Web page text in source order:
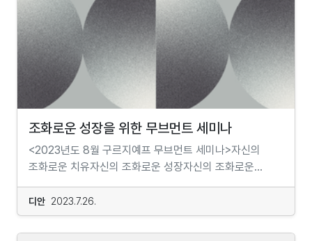
『반시대적 객체 : 객체지향 철학과 고고학』(Objects
Untimely : Object-Oriented Philosophy and
Archaeology, 크리스 위트모어와 공저, 2023 ; 갈무리,
근간)옮긴이김효진 Kim Hyojin, 1962~서울대학교에서
물리학을 공부하였으며 인류세 기후변화와 세계관의
변천사에 관심이 많다. 옮긴 책으로 『네트워크의 군주』,
『생명의 그물 속 자본주의』, 『객체들의 민주주의』, 『예술과
객체』, 『질 들뢰즈의 사변적 실재론』, 『에일리언 현상학』
등이 있다. 구입처온라인서점 / 전국대형서점알라딘
교보문고 YES24 인터파크 영풍문고 북스리브로
더북소사이어티 산책자[광주] 책과생활[부산]
부산도서 영광도서[부천] 경인문고[제주]
제주풀무질 메일링 신청하기
있습니다.하지만 광주극장을 살릴 방법을 행동으로 옮기기
위해서는광주극장의 재정으로는 턱없이 부족합니다.
대한민국 영화산업의 미래를 위해서라도이제는 우리가
광주극장을 지켜야 할 차례입니다.광주동구청은
광주극장이 시민들의 공간으로더욱 오래 보존하기 위해
고향사랑기부 기금사업으로광주극장 100년 프로젝트를
진행하고 있습니다.????광주 동구 광주극장
고향사랑기부제10만원까지 전액 세액공제, 기부금액 30%
답례품 제공https://url.kr/vde4j7위 링크를 통해 기부하실
수 있습니다.#고향사랑기부제 #광주동구 #지정기부 #
광주극장 #향토극장 #기부 #위기브...
12시 30분 온라인 매주 일요일 오후 1시
~3시 오리엔테이션 오프라인 2023년 9월 3일 오전
10시 온라인 2023년 9월 3일 오후 12시
30분신청 https://forms.gle/FUu6w4UmGAqSdLDm
7 어른들은 우리의 삶에 관심이 참 많은 것 같아요. 어디에
가야 하고, 어떤 일을 해야 하고, 어떤 걸 배워야 하는지
관심을 기울이고 이런저런 말을 보태고 의견을 내곤 해요.
하지만 어린이의 삶을 이야기하는 순간에 당사자인 우리의
의견이 중요하게 여겨지지는 않아요. 학교 안에서 일어나는
일들에 대해 우리가 결정할 수 있는 건 얼마나 있을까요? 또
없는 게 더 많을 거예요. 내 의견을 하나 보태보려는 순간
“너희는 어리니까 잘 모르잖아”라는 어른들의 말에 입이
조화로운 성장을 위한 무브먼트 세미나
<2023년도 8월 구르지예프 무브먼트 세미나>​자신의
조화로운 치유자신의 조화로운 성장자신의 조화로운
사용을 통한 앎 ​"우리는 차가 고장나면 수리를 합니다.
고장난 차를 타고는 목적지에 도착할 수 있을지 알 수 없고,
빠르고 안전하게 갈 수 없다는 것이 확실하기 때문입니다. ​
우리는 핸드폰을 사면 새로운 기능에 대해서 공부를
디안 2023.7.26.